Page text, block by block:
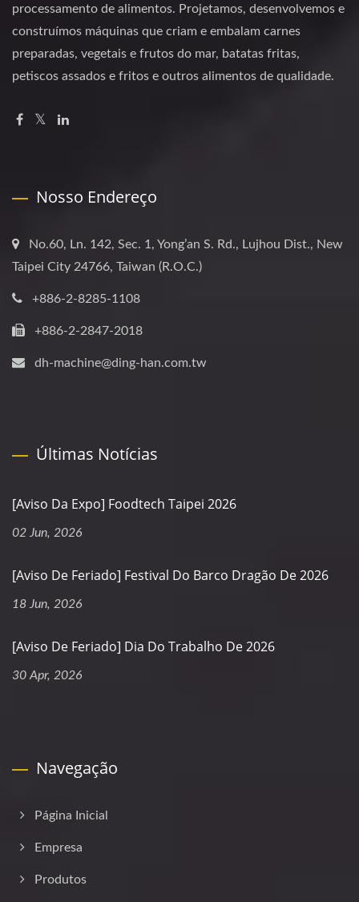
processamento de alimentos. Projetamos, desenvolvemos e
construímos máquinas que criam e embalam carnes
preparadas, vegetais e frutos do mar, batatas fritas,
petiscos assados e fritos e outros alimentos de qualidade.
Nosso Endereço
No.60, Ln. 142, Sec. 1, Yong’an S. Rd., Lujhou Dist., New
Taipei City 24766, Taiwan (R.O.C.)
+886-2-8285-1108
+886-2-2847-2018
dh-machine@ding-han.com.tw
Últimas Notícias
[Aviso Da Expo] Foodtech Taipei 2026
02 Jun, 2026
[Aviso De Feriado] Festival Do Barco Dragão De 2026
18 Jun, 2026
[Aviso De Feriado] Dia Do Trabalho De 2026
30 Apr, 2026
Navegação
Página Inicial
Empresa
Produtos